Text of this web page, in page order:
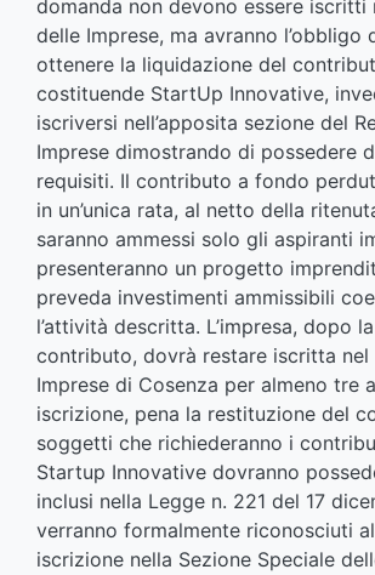
domanda non devono essere iscritti
delle Imprese, ma avranno l’obbligo
ottenere la liquidazione del
costituende StartUp Innovative,
iscriversi nell’apposita sezione del
Imprese dimostrando di possedere
requisiti. Il contributo a fondo
in un’unica rata, al netto della
saranno ammessi solo gli aspiranti
presenteranno un progetto
preveda investimenti ammissibili
l’attività descritta. L’impresa, dopo
contributo, dovrà restare iscritta nel
Imprese di Cosenza per almeno tre
iscrizione, pena la restituzione del
soggetti che richiederanno i
Startup Innovative dovranno
inclusi nella Legge n. 221 del 17
verranno formalmente riconosciuti
iscrizione nella Sezione Speciale